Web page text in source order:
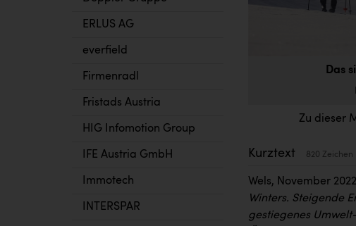
ERLUS AG
everfield
Firmenradl
Fristads Austria
HIG Infomotion Group
IFE Austria GmbH
Immotech
INTERSPAR
Das
Zu dieser
Kurztext 820 Zeichen
Wels, November
Winters. Steigende
gestiegenes